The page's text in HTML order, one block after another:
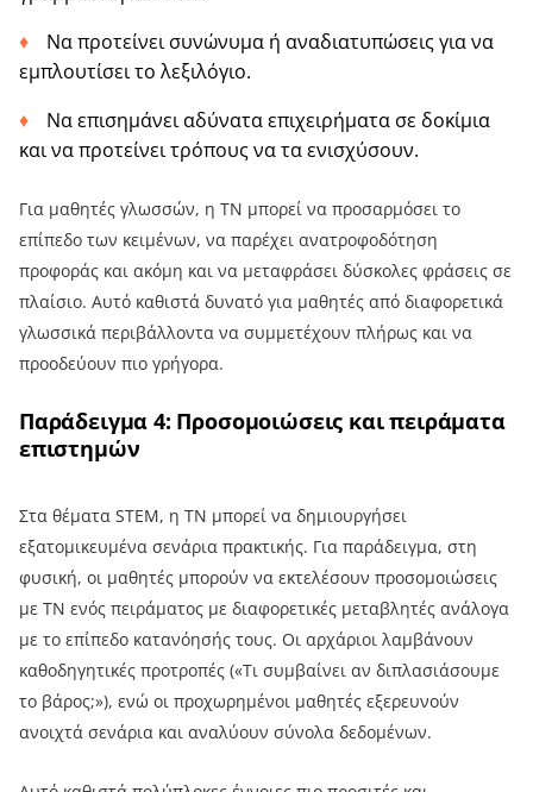
Να προτείνει συνώνυμα ή αναδιατυπώσεις για να
εμπλουτίσει το λεξιλόγιο.
Να επισημάνει αδύνατα επιχειρήματα σε δοκίμια
και να προτείνει τρόπους να τα ενισχύσουν.
Για μαθητές γλωσσών, η ΤΝ μπορεί να προσαρμόσει το
επίπεδο των κειμένων, να παρέχει ανατροφοδότηση
προφοράς και ακόμη και να μεταφράσει δύσκολες φράσεις σε
πλαίσιο. Αυτό καθιστά δυνατό για μαθητές από διαφορετικά
γλωσσικά περιβάλλοντα να συμμετέχουν πλήρως και να
προοδεύουν πιο γρήγορα.
Παράδειγμα 4: Προσομοιώσεις και πειράματα
επιστημών
Στα θέματα STEM, η ΤΝ μπορεί να δημιουργήσει
εξατομικευμένα σενάρια πρακτικής. Για παράδειγμα, στη
φυσική, οι μαθητές μπορούν να εκτελέσουν προσομοιώσεις
με ΤΝ ενός πειράματος με διαφορετικές μεταβλητές ανάλογα
με το επίπεδο κατανόησής τους. Οι αρχάριοι λαμβάνουν
καθοδηγητικές προτροπές («Τι συμβαίνει αν διπλασιάσουμε
το βάρος;»), ενώ οι προχωρημένοι μαθητές εξερευνούν
ανοιχτά σενάρια και αναλύουν σύνολα δεδομένων.